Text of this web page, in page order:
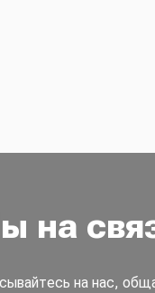
на
на нас,